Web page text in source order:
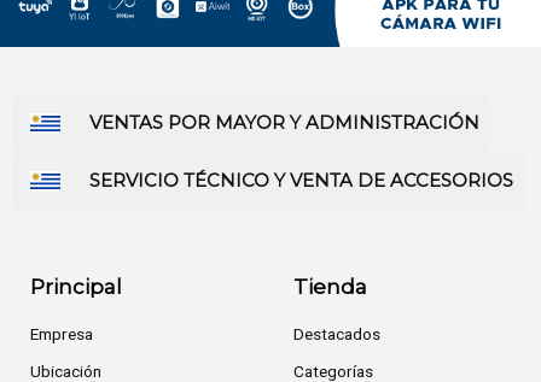
VENTAS POR MAYOR Y ADMINISTRACIÓN
SERVICIO TÉCNICO Y VENTA DE ACCESORIOS
Principal
Empresa
Ubicación
Tienda
Destacados
Categorías